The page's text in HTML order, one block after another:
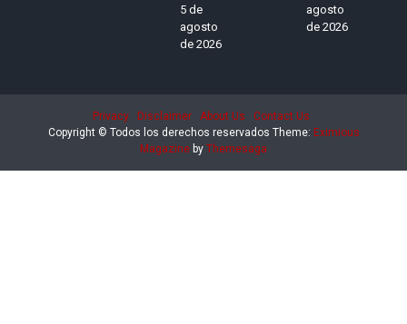
5 de
agosto
de 2026
agosto
de 2026
Privacy Disclaimer About Us
Contact Us
Copyright © Todos los derechos reservados Theme: Eximious
Magazine by Themesaga